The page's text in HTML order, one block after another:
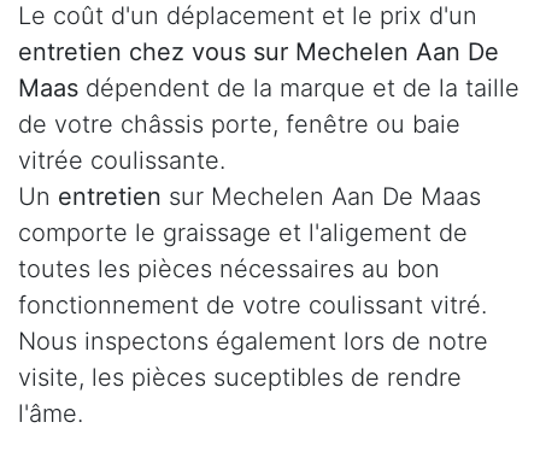
Le coût d'un déplacement et le prix d'un
entretien chez vous sur Mechelen Aan De
Maas dépendent de la marque et de la taille
de votre châssis porte, fenêtre ou baie
vitrée coulissante.
Un entretien sur Mechelen Aan De Maas
comporte le graissage et l'aligement de
toutes les pièces nécessaires au bon
fonctionnement de votre coulissant vitré.
Nous inspectons également lors de notre
visite, les pièces suceptibles de rendre
l'âme.